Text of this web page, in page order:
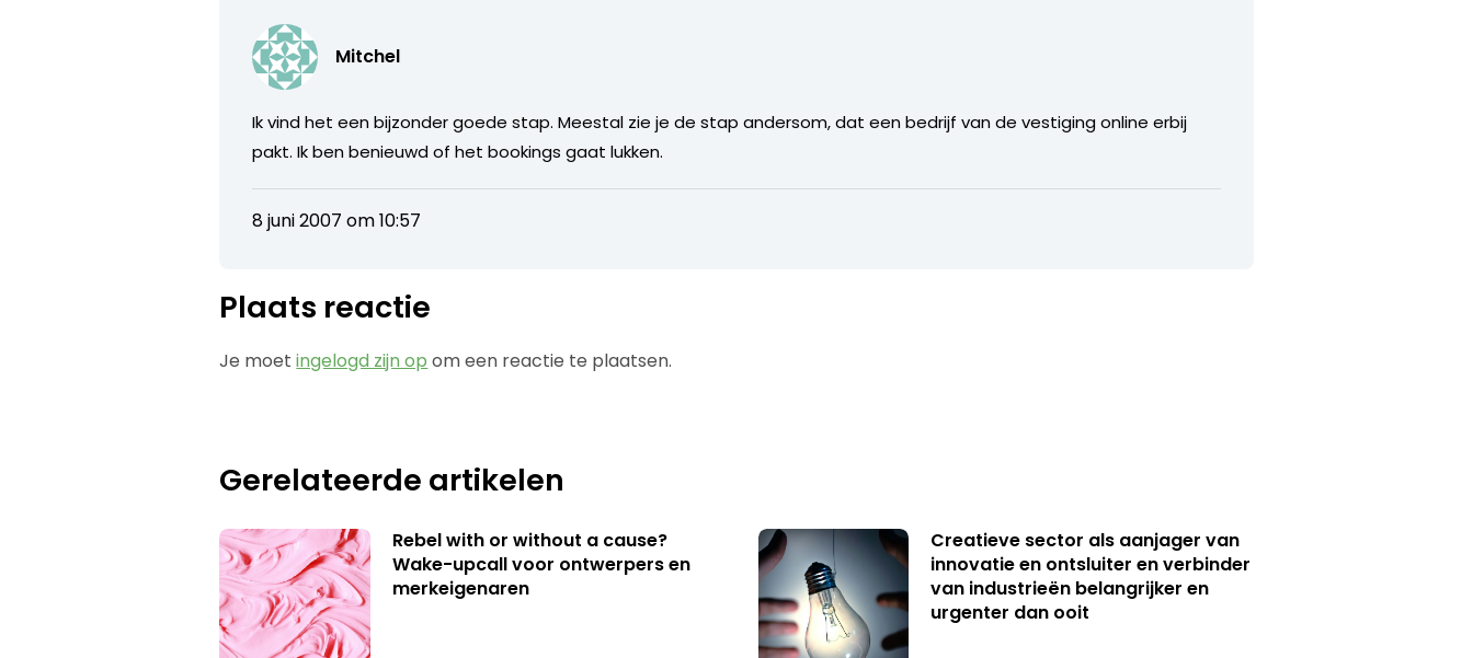
Mitchel
Ik vind het een bijzonder goede stap. Meestal zie je de stap andersom, dat een bedrijf van de vestiging online erbij
pakt. Ik ben benieuwd of het bookings gaat lukken.
8 juni 2007 om 10:57
Plaats reactie
Je moetingelogd zijn op om een reactie te plaatsen.
Gerelateerde artikelen
Rebel with or without a cause?
Wake-upcall voor ontwerpers en
merkeigenaren
Creatieve sector als aanjager van
innovatie en ontsluiter en verbinder
van industrieën belangrijker en
urgenter dan ooit